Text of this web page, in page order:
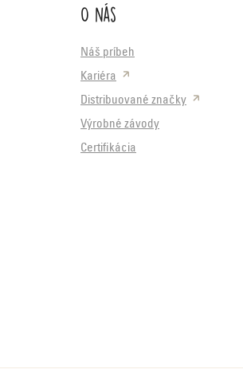
O nás
Náš príbeh
Kariéra
Distribuované značky
Výrobné závody
Certifikácia